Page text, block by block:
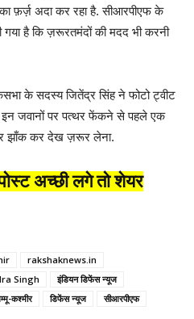
फ़र्ज़ अदा कर रहा है. सीआरपीएफ के
गया है कि ज़रूरतमंदों की मदद भी करनी
के सदस्य जितेंद्र सिंह ने फोटो ट्वीट
इन जवानों पर पत्थर फेंकने से पहले एक
झाँक कर देख ज़रूर लेना.
अच्छी लगे तो शेयर
rakshaknews.in
Singh
इंडियन डिफेंस न्यूज
कश्मीर डिफेंस न्यूज सीआरपीएफ